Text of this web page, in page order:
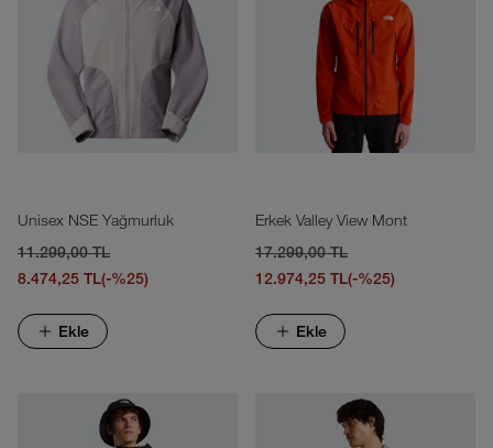
Unisex NSE Yağmurluk
11.299,00 TL
8.474,25 TL(-%25)
Ekle
Erkek Valley View Mont
17.299,00 TL
12.974,25 TL(-%25)
Ekle